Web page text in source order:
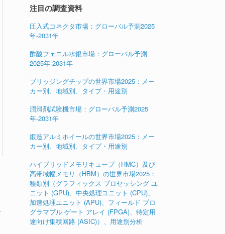
注目の調査資料
圧入式コネクタ市場：グローバル予測2025
年-2031年
酢酸フェニル水銀市場：グローバル予測
2025年-2031年
ブリッジングチップの世界市場2025：メー
カー別、地域別、タイプ・用途別
潤滑剤試験機市場：グローバル予測2025
年-2031年
鍛造アルミホイールの世界市場2025：メー
カー別、地域別、タイプ・用途別
ハイブリッドメモリキューブ（HMC）及び
高帯域幅メモリ（HBM）の世界市場2025：
種類別（グラフィックス プロセッシング ユ
ニット (GPU)、中央処理ユニット (CPU)、
加速処理ユニット (APU)、フィールド プロ
グラマブル ゲート アレイ (FPGA)、特定用
途向け集積回路 (ASIC)）、用途別分析